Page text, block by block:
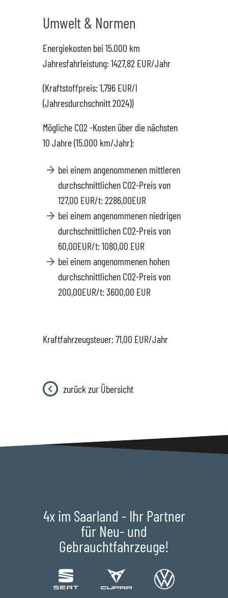
Umwelt & Normen
Energiekosten bei 15.000 km
Jahresfahrleistung: 1427,82 EUR/Jahr
(Kraftstoffpreis: 1,796 EUR/l
(Jahresdurchschnitt 2024))
Mögliche CO2 -Kosten über die nächsten
10 Jahre (15.000 km/Jahr):
bei einem angenommenen mittleren
durchschnittlichen CO2-Preis von
127,00 EUR/t: 2286,00EUR
bei einem angenommenen niedrigen
durchschnittlichen CO2-Preis von
60,00EUR/t: 1080,00 EUR
bei einem angenommenen hohen
durchschnittlichen CO2-Preis von
200,00EUR/t: 3600,00 EUR
Kraftfahrzeugsteuer: 71,00 EUR/Jahr
zurück zur Übersicht
4x im Saarland - Ihr Partner
für Neu- und
Gebrauchtfahrzeuge!